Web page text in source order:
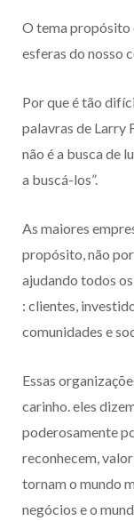
O tema propósito
esferas do nosso
Por que é tão
palavras de Larry
não é a busca de
a buscá-los”.
As maiores
propósito, não
ajudando todos
: clientes,
comunidades e
Essas
carinho. eles
poderosamente
reconhecem,
tornam o mundo
negócios e o